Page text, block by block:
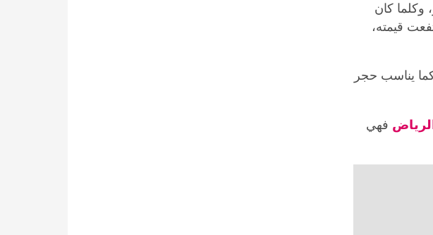
وكلما كان
قيمته،
كما يناسب حجر
فهي